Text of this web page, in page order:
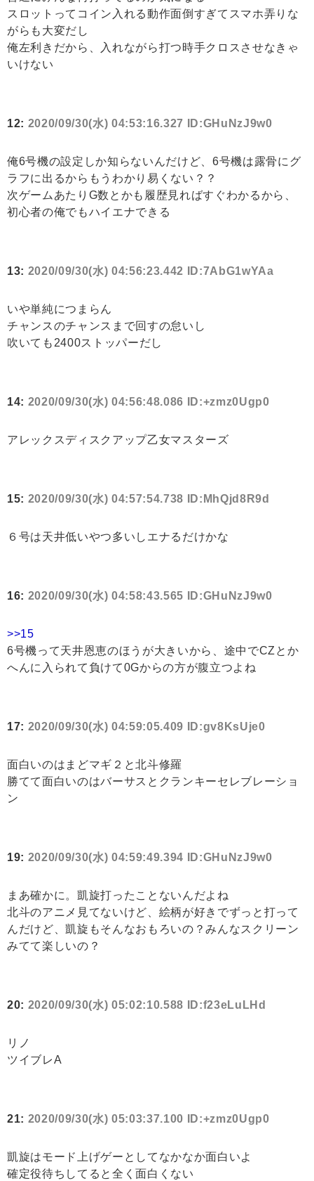
スロットってコイン入れる動作面倒すぎてスマホ弄りな
がらも大変だし
俺左利きだから、入れながら打つ時手クロスさせなきゃ
いけない
12: 2020/09/30(水) 04:53:16.327 ID:GHuNzJ9w0
俺6号機の設定しか知らないんだけど、6号機は露骨にグ
ラフに出るからもうわかり易くない？？
次ゲームあたりG数とかも履歴見ればすぐわかるから、
初心者の俺でもハイエナできる
13: 2020/09/30(水) 04:56:23.442 ID:7AbG1wYAa
いや単純につまらん
チャンスのチャンスまで回すの怠いし
吹いても2400ストッパーだし
14: 2020/09/30(水) 04:56:48.086 ID:+zmz0Ugp0
アレックスディスクアップ乙女マスターズ
15: 2020/09/30(水) 04:57:54.738 ID:MhQjd8R9d
６号は天井低いやつ多いしエナるだけかな
16: 2020/09/30(水) 04:58:43.565 ID:GHuNzJ9w0
>>15
6号機って天井恩恵のほうが大きいから、途中でCZとか
へんに入られて負けて0Gからの方が腹立つよね
17: 2020/09/30(水) 04:59:05.409 ID:gv8KsUje0
面白いのはまどマギ２と北斗修羅
勝てて面白いのはバーサスとクランキーセレブレーショ
ン
19: 2020/09/30(水) 04:59:49.394 ID:GHuNzJ9w0
まあ確かに。凱旋打ったことないんだよね
北斗のアニメ見てないけど、絵柄が好きでずっと打って
んだけど、凱旋もそんなおもろいの？みんなスクリーン
みてて楽しいの？
20: 2020/09/30(水) 05:02:10.588 ID:f23eLuLHd
リノ
ツイブレA
21: 2020/09/30(水) 05:03:37.100 ID:+zmz0Ugp0
凱旋はモード上げゲーとしてなかなか面白いよ
確定役待ちしてると全く面白くない